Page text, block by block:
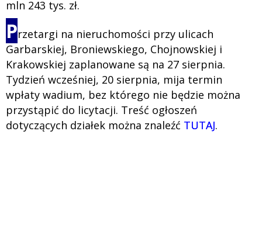
mln 243 tys. zł.
Przetargi na nieruchomości przy ulicach
Garbarskiej, Broniewskiego, Chojnowskiej i
Krakowskiej zaplanowane są na 27 sierpnia.
Tydzień wcześniej, 20 sierpnia, mija termin
wpłaty wadium, bez którego nie będzie można
przystąpić do licytacji. Treść ogłoszeń
dotyczących działek można znaleźć TUTAJ.